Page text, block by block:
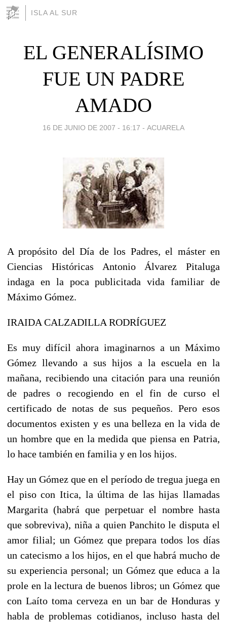
ISLA AL SUR
EL GENERALÍSIMO
FUE UN PADRE
AMADO
16 DE JUNIO DE 2007 - 16:17 - ACUARELA
A propósito del Día de los Padres, el máster en
Ciencias Históricas Antonio Álvarez Pitaluga
indaga en la poca publicitada vida familiar de
Máximo Gómez.
IRAIDA CALZADILLA RODRÍGUEZ
Es muy difícil ahora imaginarnos a un Máximo
Gómez llevando a sus hijos a la escuela en la
mañana, recibiendo una citación para una reunión
de padres o recogiendo en el fin de curso el
certificado de notas de sus pequeños. Pero esos
documentos existen y es una belleza en la vida de
un hombre que en la medida que piensa en Patria,
lo hace también en familia y en los hijos.
Hay un Gómez que en el período de tregua juega en
el piso con Itica, la última de las hijas llamadas
Margarita (habrá que perpetuar el nombre hasta
que sobreviva), niña a quien Panchito le disputa el
amor filial; un Gómez que prepara todos los días
un catecismo a los hijos, en el que habrá mucho de
su experiencia personal; un Gómez que educa a la
prole en la lectura de buenos libros; un Gómez que
con Laíto toma cerveza en un bar de Honduras y
habla de problemas cotidianos, incluso hasta del